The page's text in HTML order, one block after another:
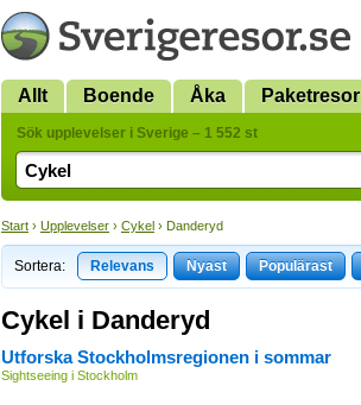
Allt Boende Åka Paketresor
Sök upplevelser i Sverige – 1 552 st
Start › Upplevelser › Cykel › Danderyd
Sortera: Relevans Nyast Populärast
Cykel i Danderyd
Utforska Stockholmsregionen i sommar
Sightseeing i Stockholm